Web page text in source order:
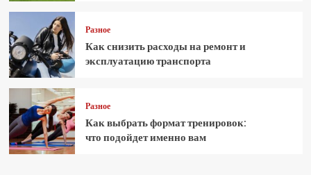
Разное
Как снизить расходы на ремонт и
эксплуатацию транспорта
Разное
Как выбрать формат тренировок:
что подойдет именно вам